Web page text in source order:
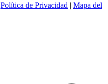
Política de Privacidad | Mapa del